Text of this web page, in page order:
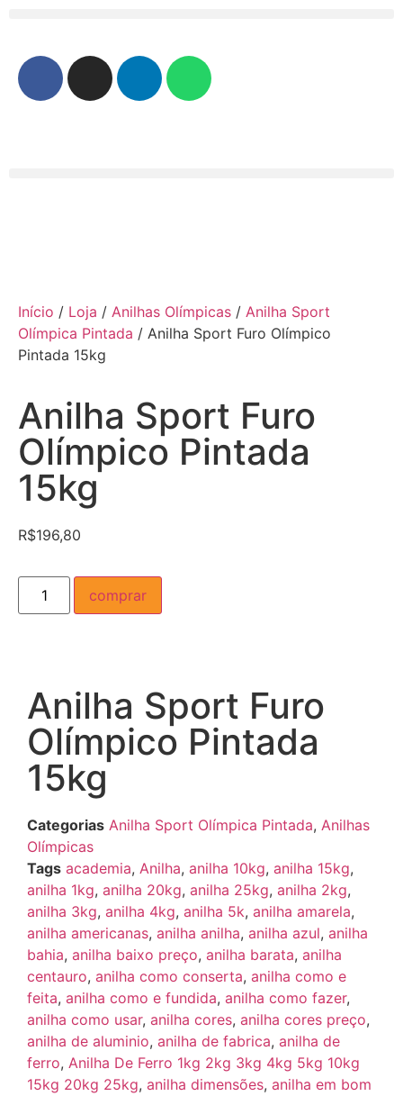
Início / Loja / Anilhas Olímpicas / Anilha Sport
Olímpica Pintada / Anilha Sport Furo Olímpico
Pintada 15kg
Anilha Sport Furo
Olímpico Pintada
15kg
R$196,80
comprar
Anilha Sport Furo
Olímpico Pintada
15kg
Categorias Anilha Sport Olímpica Pintada, Anilhas
Olímpicas
Tags academia, Anilha, anilha 10kg, anilha 15kg,
anilha 1kg, anilha 20kg, anilha 25kg, anilha 2kg,
anilha 3kg, anilha 4kg, anilha 5k, anilha amarela,
anilha americanas, anilha anilha, anilha azul, anilha
bahia, anilha baixo preço, anilha barata, anilha
centauro, anilha como conserta, anilha como e
feita, anilha como e fundida, anilha como fazer,
anilha como usar, anilha cores, anilha cores preço,
anilha de aluminio, anilha de fabrica, anilha de
ferro, Anilha De Ferro 1kg 2kg 3kg 4kg 5kg 10kg
15kg 20kg 25kg, anilha dimensões, anilha em bom